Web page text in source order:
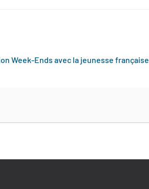
Week-Ends avec la jeunesse française